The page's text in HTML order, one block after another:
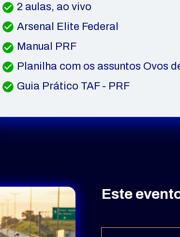
2 aulas, ao vivo
Arsenal Elite Federal
Manual PRF
Planilha com os assuntos Ovos
Guia Prático TAF - PRF
Este